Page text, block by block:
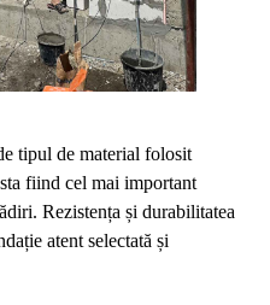
tipul de material folosit
fiind cel mai important
Rezistența și durabilitatea
atent selectată și